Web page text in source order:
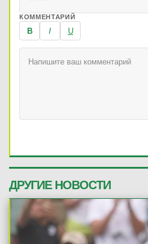
КОММЕНТАРИЙ
B I U
ДРУГИЕ НОВОСТИ